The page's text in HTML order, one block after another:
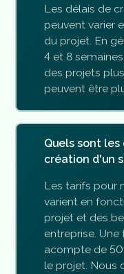
Les délais de
peuvent varier
du projet. En
4 et 8
des projets
peuvent être
Quels sont les
création d'un
Les tarifs pour
varient en
projet et des
entreprise.
acompte de
le projet. Nous